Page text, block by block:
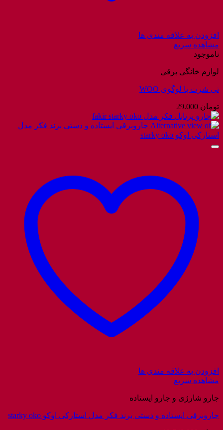
افزودن به علاقه مندی ها
مشاهده سریع
ناموجود
لوازم خانگی برقی
تی شرت با لوگوی WOO
تومان
افزودن به علاقه مندی ها
مشاهده سریع
جارو شارژی و جارو ایستاده
جاروبرقی ایستاده و دستی برند فکر مدل استارکی اوکو starky oko